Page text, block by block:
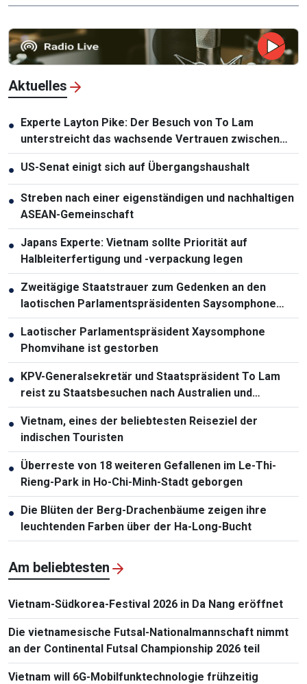
Aktuelles
● Experte Layton Pike: Der Besuch von To Lam
unterstreicht das wachsende Vertrauen zwischen
Vietnam und Australien
● US-Senat einigt sich auf Übergangshaushalt
● Streben nach einer eigenständigen und nachhaltigen
ASEAN-Gemeinschaft
● Japans Experte: Vietnam sollte Priorität auf
Halbleiterfertigung und -verpackung legen
● Zweitägige Staatstrauer zum Gedenken an den
laotischen Parlamentspräsidenten Saysomphone
Phomvihane
● Laotischer Parlamentspräsident Xaysomphone
Phomvihane ist gestorben
● KPV-Generalsekretär und Staatspräsident To Lam
reist zu Staatsbesuchen nach Australien und
Neuseeland
● Vietnam, eines der beliebtesten Reiseziel der
indischen Touristen
● Überreste von 18 weiteren Gefallenen im Le-Thi-
Rieng-Park in Ho-Chi-Minh-Stadt geborgen
● Die Blüten der Berg-Drachenbäume zeigen ihre
leuchtenden Farben über der Ha-Long-Bucht
Am beliebtesten
Vietnam-Südkorea-Festival 2026 in Da Nang eröffnet
Die vietnamesische Futsal-Nationalmannschaft nimmt
an der Continental Futsal Championship 2026 teil
Vietnam will 6G-Mobilfunktechnologie frühzeitig